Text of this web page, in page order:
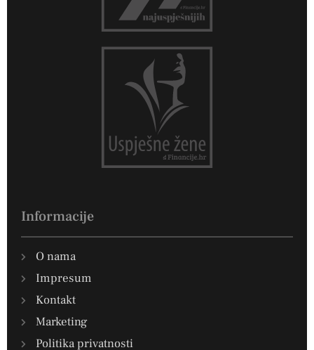
Informacije
O nama
Impresum
Kontakt
Marketing
Politika privatnosti